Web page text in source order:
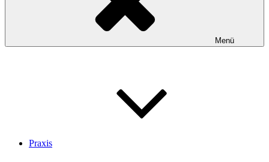
Menü
Praxis